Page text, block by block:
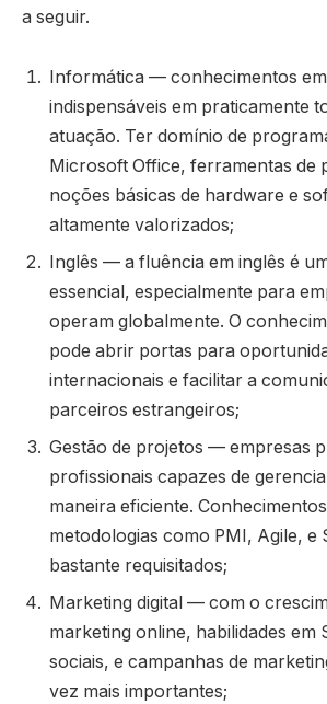
a seguir.
Informática — conhecimentos
indispensáveis em praticamente
atuação. Ter domínio de
Microsoft Office, ferramentas de
noções básicas de hardware e
altamente valorizados;
Inglês — a fluência em inglês é
essencial, especialmente para
operam globalmente. O
pode abrir portas para
internacionais e facilitar a
parceiros estrangeiros;
Gestão de projetos — empresas
profissionais capazes de
maneira eficiente.
metodologias como PMI, Agile, e
bastante requisitados;
Marketing digital — com o
marketing online, habilidades em
sociais, e campanhas de
vez mais importantes;